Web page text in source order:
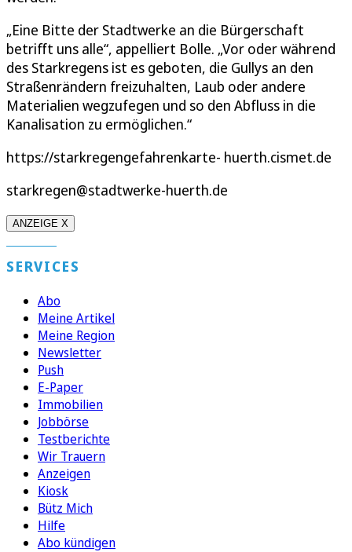
„Eine Bitte der Stadtwerke an die Bürgerschaft
betrifft uns alle“, appelliert Bolle. „Vor oder während
des Starkregens ist es geboten, die Gullys an den
Straßenrändern freizuhalten, Laub oder andere
Materialien wegzufegen und so den Abfluss in die
Kanalisation zu ermöglichen.“
https://starkregengefahrenkarte- huerth.cismet.de
starkregen@stadtwerke-huerth.de
ANZEIGE X
SERVICES
Abo
Meine Artikel
Meine Region
Newsletter
Push
E-Paper
Immobilien
Jobbörse
Testberichte
Wir Trauern
Anzeigen
Kiosk
Bütz Mich
Hilfe
Abo kündigen